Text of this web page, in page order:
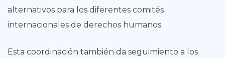
alternativos para los diferentes comités
internacionales de derechos humanos.
Esta coordinación también da seguimiento a los